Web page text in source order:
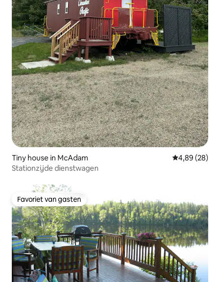
Tiny house in McAdam Gemiddelde
4,89 (28)
Stationzijde dienstwagen
Favoriet van gasten
Favoriet van gasten